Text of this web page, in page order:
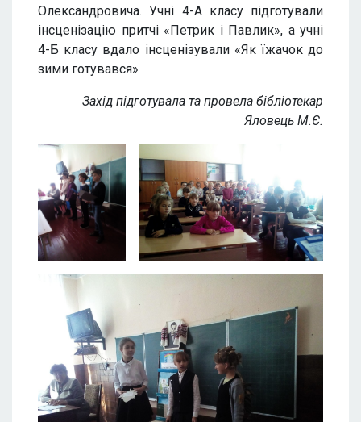
Олександровича. Учні 4-А класу підготували
інсценізацію притчі «Петрик і Павлик», а учні
4-Б класу вдало інсценізували «Як їжачок до
зими готувався»
Захід підготувала та провела бібліотекар
Яловець М.Є.